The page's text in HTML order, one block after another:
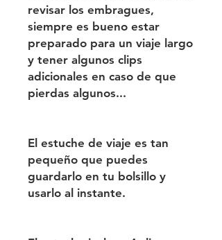
revisar los embragues,
siempre es bueno estar
preparado para un viaje largo
y tener algunos clips
adicionales en caso de que
pierdas algunos...
El estuche de viaje es tan
pequeño que puedes
guardarlo en tu bolsillo y
usarlo al instante.